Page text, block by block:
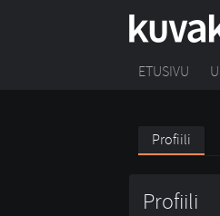
ETUSIVU
Profiili
Profiili